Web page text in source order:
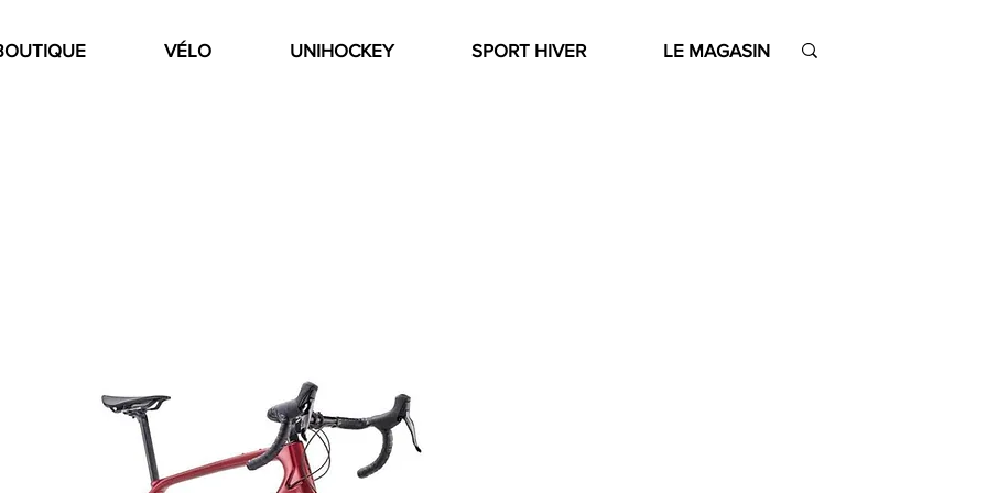
VÉLO UNIHOCKEY SPORT HIVER LE MAGASIN